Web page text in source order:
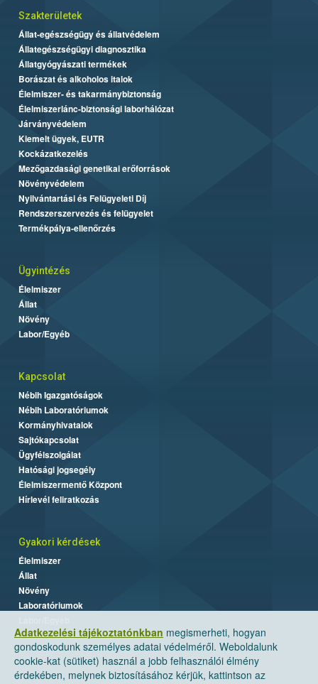
Adatkezelési tájékoztatónkban megismerheti, hogyan
gondoskodunk személyes adatai védelméről. Weboldalunk
cookie-kat (sütiket) használ a jobb felhasználói élmény
érdekében, melynek biztosításához kérjük, kattintson az
Szakterületek
Állat-egészségügy és állatvédelem
Állategészségügyi diagnosztika
Állatgyógyászati termékek
Borászat és alkoholos italok
Élelmiszer- és takarmánybiztonság
Élelmiszerlánc-biztonsági laborhálózat
Járványvédelem
Kiemelt ügyek, EUTR
Kockázatkezelés
Mezőgazdasági genetikai erőforrások
Növényvédelem
Nyilvántartási és Felügyeleti Díj
Rendszerszervezés és felügyelet
Termékpálya-ellenőrzés
Ügyintézés
Élelmiszer
Állat
Növény
Labor/Egyéb
Kapcsolat
Nébih Igazgatóságok
Nébih Laboratóriumok
Kormányhivatalok
Sajtókapcsolat
Ügyfélszolgálat
Hatósági jogsegély
Élelmiszermentő Központ
Hírlevél feliratkozás
Gyakori kérdések
Élelmiszer
Állat
Növény
Laboratóriumok